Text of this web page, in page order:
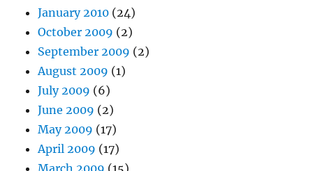
January 2010 (24)
October 2009 (2)
September 2009 (2)
August 2009 (1)
July 2009 (6)
June 2009 (2)
May 2009 (17)
April 2009 (17)